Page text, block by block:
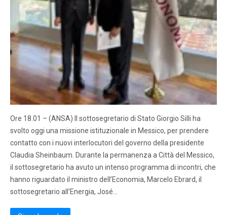
Ore 18.01 – (ANSA) Il sottosegretario di Stato Giorgio Silli ha
svolto oggi una missione istituzionale in Messico, per prendere
contatto con i nuovi interlocutori del governo della presidente
Claudia Sheinbaum. Durante la permanenza a Città del Messico,
il sottosegretario ha avuto un intenso programma di incontri, che
hanno riguardato il ministro dell’Economia, Marcelo Ebrard, il
sottosegretario all’Energia, José…